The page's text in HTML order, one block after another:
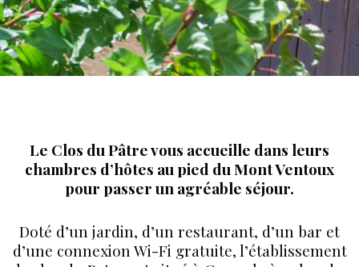
Le Clos du Pâtre vous accueille dans leurs
chambres d’hôtes au pied du Mont Ventoux
pour passer un agréable séjour.
Doté d’un jardin, d’un restaurant, d’un bar et
d’une connexion Wi-Fi gratuite, l’établissement